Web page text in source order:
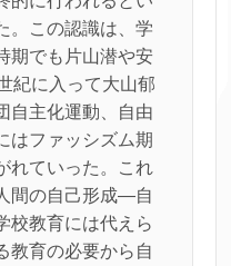
。この認識は、学
期でも片山潜や安
紀に入って大山郁
自主化運動、自由
はファッシズム期
れていった。これ
間の自己形成―自
校教育には代えら
教育の必要から自